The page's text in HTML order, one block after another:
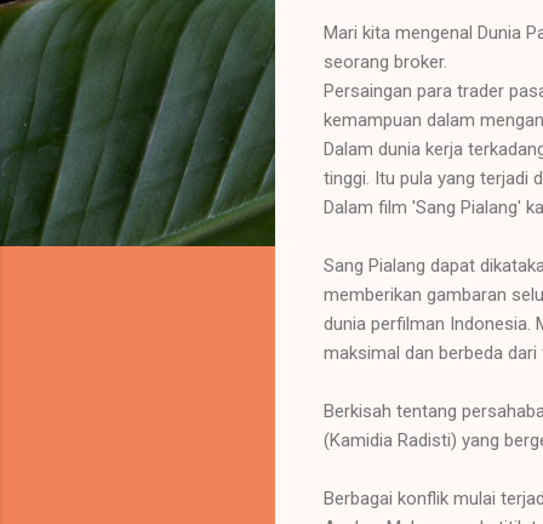
Mari kita mengenal Dunia
seorang broker.
Persaingan para trader
kemampuan dalam
Dalam dunia kerja
tinggi. Itu pula yang terjadi
Dalam film 'Sang Pialang'
Sang Pialang dapat
memberikan gambaran
dunia perfilman Indonesia.
maksimal dan berbeda dari
Berkisah tentang
(Kamidia Radisti) yang
Berbagai konflik mulai